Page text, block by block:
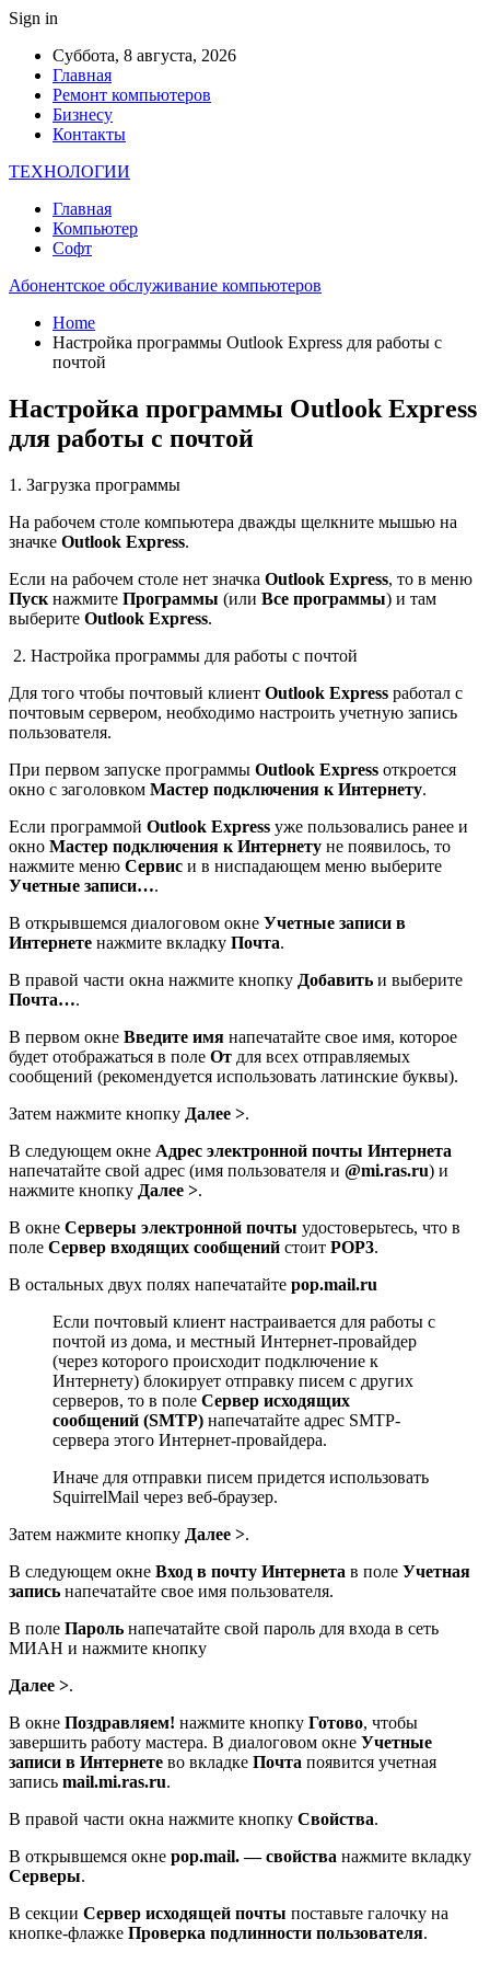
Sign in
Суббота, 8 августа, 2026
Главная
Ремонт компьютеров
Бизнесу
Контакты
ТЕХНОЛОГИИ
Главная
Компьютер
Софт
Абонентское обслуживание компьютеров
Home
Настройка программы Outlook Express для работы с
почтой
Настройка программы Outlook Express
для работы с почтой
1. Загрузка программы
На рабочем столе компьютера дважды щелкните мышью на
значке Outlook Express.
Если на рабочем столе нет значка Outlook Express, то в меню
Пуск нажмите Программы (или Все программы) и там
выберите Outlook Express.
2. Настройка программы для работы с почтой
Для того чтобы почтовый клиент Outlook Express работал с
почтовым сервером, необходимо настроить учетную запись
пользователя.
При первом запуске программы Outlook Express откроется
окно с заголовком Мастер подключения к Интернету.
Если программой Outlook Express уже пользовались ранее и
окно Мастер подключения к Интернету не появилось, то
нажмите меню Сервис и в ниспадающем меню выберите
Учетные записи….
В открывшемся диалоговом окне Учетные записи в
Интернете нажмите вкладку Почта.
В правой части окна нажмите кнопку Добавить и выберите
Почта….
В первом окне Введите имя напечатайте свое имя, которое
будет отображаться в поле От для всех отправляемых
сообщений (рекомендуется использовать латинские буквы).
Затем нажмите кнопку Далее >.
В следующем окне Адрес электронной почты Интернета
напечатайте свой адрес (имя пользователя и @mi.ras.ru) и
нажмите кнопку Далее >.
В окне Серверы электронной почты удостоверьтесь, что в
поле Сервер входящих сообщений стоит POP3.
В остальных двух полях напечатайте pop.mail.ru
Если почтовый клиент настраивается для работы с
почтой из дома, и местный Интернет-провайдер
(через которого происходит подключение к
Интернету) блокирует отправку писем с других
серверов, то в поле Сервер исходящих
сообщений (SMTP) напечатайте адрес SMTP-
сервера этого Интернет-провайдера.
Иначе для отправки писем придется использовать
SquirrelMail через веб-браузер.
Затем нажмите кнопку Далее >.
В следующем окне Вход в почту Интернета в поле Учетная
запись напечатайте свое имя пользователя.
В поле Пароль напечатайте свой пароль для входа в сеть
МИАН и нажмите кнопку
Далее >.
В окне Поздравляем! нажмите кнопку Готово, чтобы
завершить работу мастера. В диалоговом окне Учетные
записи в Интернете во вкладке Почта появится учетная
запись mail.mi.ras.ru.
В правой части окна нажмите кнопку Свойства.
В открывшемся окне pop.mail. — свойства нажмите вкладку
Серверы.
В секции Сервер исходящей почты поставьте галочку на
кнопке-флажке Проверка подлинности пользователя.